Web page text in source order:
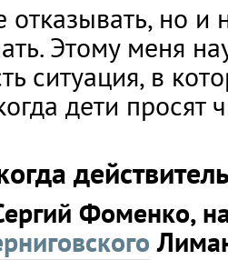
отказывать, но и
Этому меня
ситуация, в
дети просят
Фоменко,